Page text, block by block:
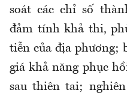
soát các chỉ số
đảm tính khả thi,
tiễn của địa phương;
giá khả năng phục
sau thiên tai;